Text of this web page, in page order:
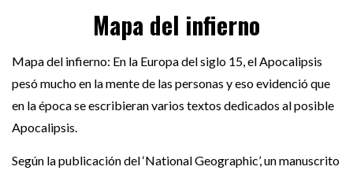
Mapa del infierno
Mapa del infierno: En la Europa del siglo 15, el Apocalipsis
pesó mucho en la mente de las personas y eso evidenció que
en la época se escribieran varios textos dedicados al posible
Apocalipsis.
Según la publicación del ‘National Geographic’, un manuscrito